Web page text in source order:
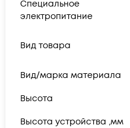
Cпециальное
электропитание
Вид товара
Вид/марка материала
Высота
Высота устройства ,мм